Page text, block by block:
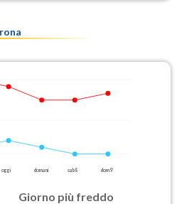
oggi domani sab 8 dom 9
Giorno più freddo